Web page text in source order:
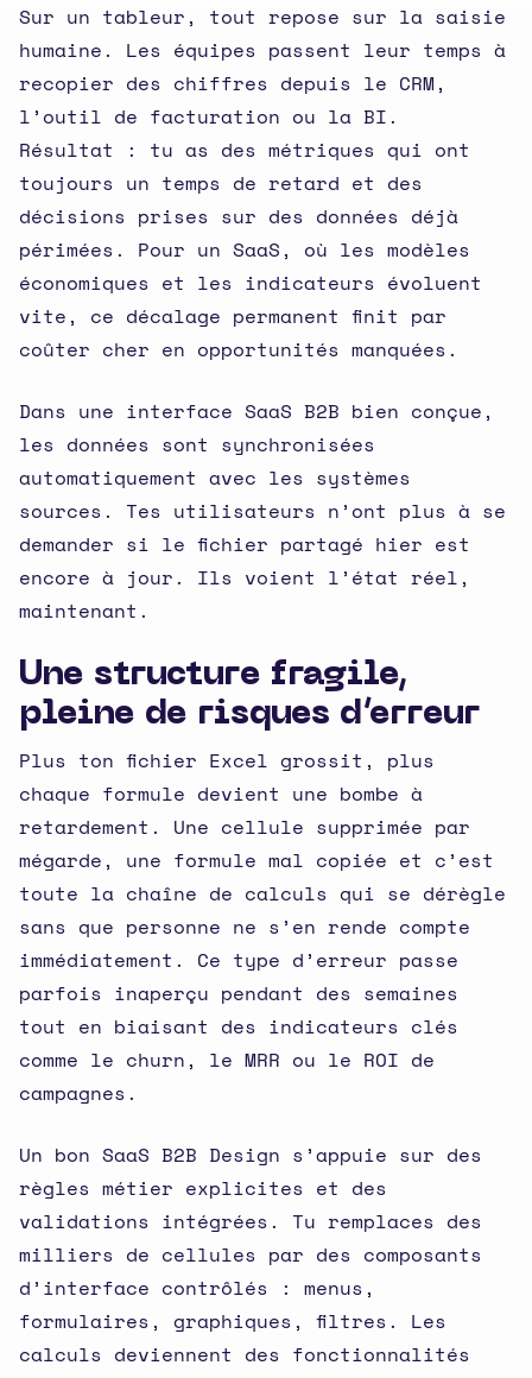
Sur un tableur, tout repose sur la saisie
humaine. Les équipes passent leur temps à
recopier des chiffres depuis le CRM,
l’outil de facturation ou la BI.
Résultat : tu as des métriques qui ont
toujours un temps de retard et des
décisions prises sur des données déjà
périmées. Pour un SaaS, où les modèles
économiques et les indicateurs évoluent
vite, ce décalage permanent finit par
coûter cher en opportunités manquées.
Dans une interface SaaS B2B bien conçue,
les données sont synchronisées
automatiquement avec les systèmes
sources. Tes utilisateurs n’ont plus à se
demander si le fichier partagé hier est
encore à jour. Ils voient l’état réel,
maintenant.
Une structure fragile,
pleine de risques d’erreur
Plus ton fichier Excel grossit, plus
chaque formule devient une bombe à
retardement. Une cellule supprimée par
mégarde, une formule mal copiée et c’est
toute la chaîne de calculs qui se dérègle
sans que personne ne s’en rende compte
immédiatement. Ce type d’erreur passe
parfois inaperçu pendant des semaines
tout en biaisant des indicateurs clés
comme le churn, le MRR ou le ROI de
campagnes.
Un bon SaaS B2B Design s’appuie sur des
règles métier explicites et des
validations intégrées. Tu remplaces des
milliers de cellules par des composants
d’interface contrôlés : menus,
formulaires, graphiques, filtres. Les
calculs deviennent des fonctionnalités